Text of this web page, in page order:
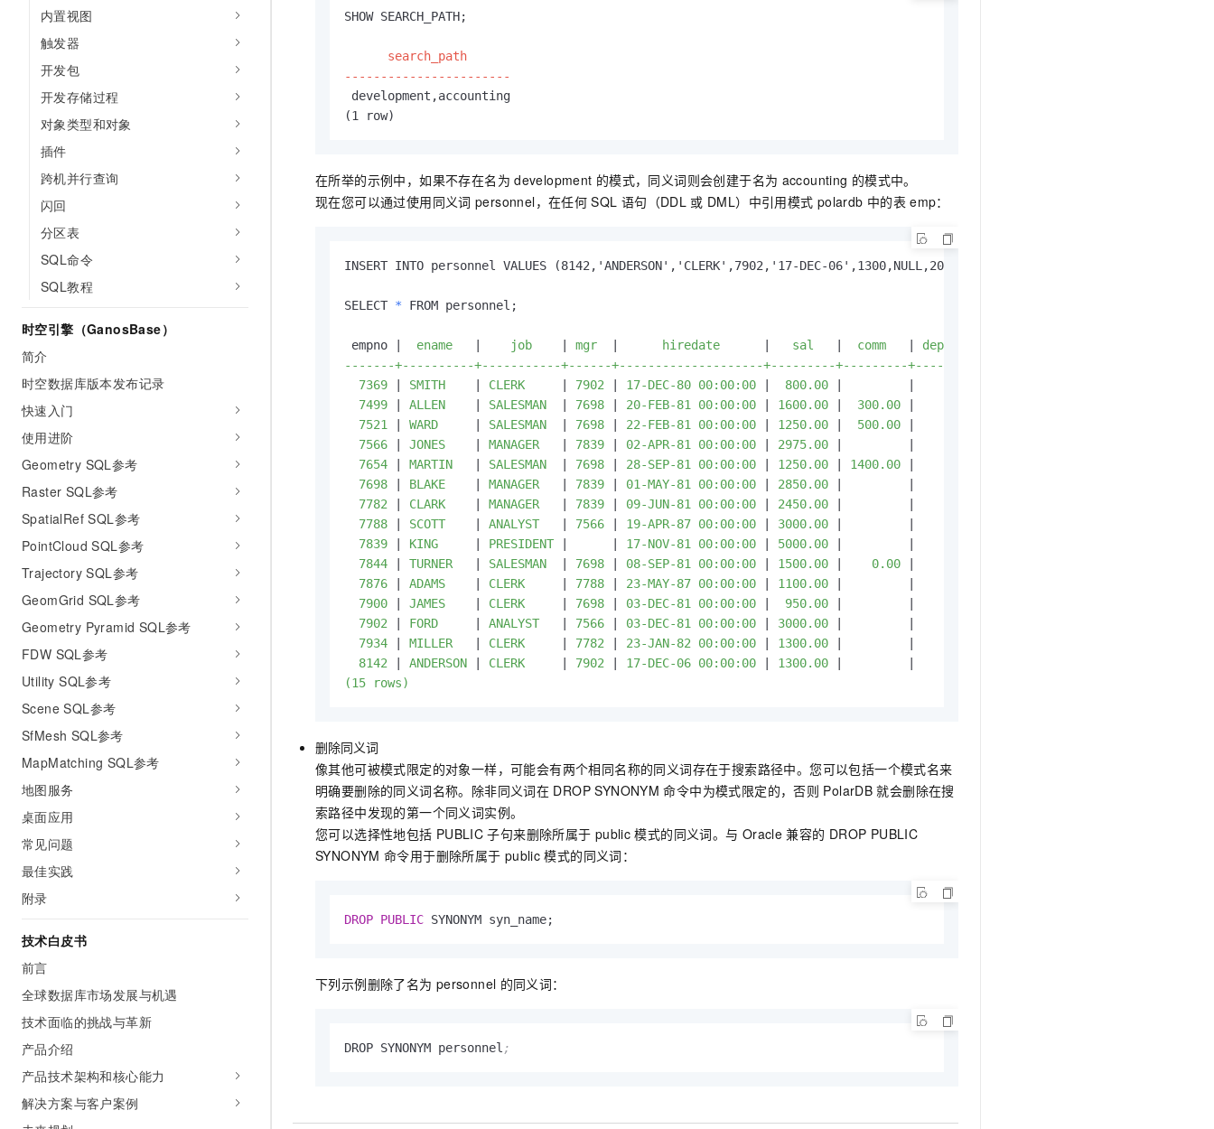
内置视图
触发器
开发包
开发存储过程
对象类型和对象
插件
跨机并行查询
闪回
分区表
SQL命令
SQL教程
时空引擎（GanosBase）
简介
时空数据库版本发布记录
快速入门
使用进阶
Geometry SQL参考
Raster SQL参考
SpatialRef SQL参考
PointCloud SQL参考
Trajectory SQL参考
GeomGrid SQL参考
Geometry Pyramid SQL参考
FDW SQL参考
Utility SQL参考
Scene SQL参考
SfMesh SQL参考
MapMatching SQL参考
地图服务
桌面应用
常见问题
最佳实践
附录
技术白皮书
前言
全球数据库市场发展与机遇
技术面临的挑战与革新
产品介绍
产品技术架构和核心能力
解决方案与客户案例
SHOW SEARCH_PATH;
      search_path
-----------------------
development,accounting
(1 row)
在所举的示例中，如果不存在名为 development 的模式，同义词则会创建于名为 accounting 的模式中。
现在您可以通过使用同义词 personnel，在任何 SQL 语句（DDL 或 DML）中引用模式 polardb 中的表 emp：
INSERT INTO personnel VALUES (8142,'ANDERSON','CLERK',7902,'17-DEC-06',1300,NULL,20);
SELECT * FROM personnel;
empno |
  ename
|
    job
| mgr |
      hiredate
|
   sal
|
  comm
|
deptno
-------+----------+-----------+------+--------------------+---------+---------+--------
  7369
| SMITH | CLERK | 7902 | 17-DEC-80 00:00:00 |
  800.00
| |
  7499
| ALLEN | SALESMAN | 7698 | 20-FEB-81 00:00:00 | 1600.00 |
  300.00
|
  7521
| WARD | SALESMAN | 7698 | 22-FEB-81 00:00:00 | 1250.00 |
  500.00
|
  7566
| JONES | MANAGER | 7839 | 02-APR-81 00:00:00 | 2975.00 | |
  7654
| MARTIN | SALESMAN | 7698 | 28-SEP-81 00:00:00 | 1250.00 | 1400.00 |
  7698
| BLAKE | MANAGER | 7839 | 01-MAY-81 00:00:00 | 2850.00 | |
  7782
| CLARK | MANAGER | 7839 | 09-JUN-81 00:00:00 | 2450.00 | |
  7788
| SCOTT | ANALYST | 7566 | 19-APR-87 00:00:00 | 3000.00 | |
  7839
| KING | PRESIDENT | | 17-NOV-81 00:00:00 | 5000.00 | |
  7844
| TURNER | SALESMAN | 7698 | 08-SEP-81 00:00:00 | 1500.00 |
    0.00
|
  7876
| ADAMS | CLERK | 7788 | 23-MAY-87 00:00:00 | 1100.00 | |
  7900
| JAMES | CLERK | 7698 | 03-DEC-81 00:00:00 |
  950.00
| |
  7902
| FORD | ANALYST | 7566 | 03-DEC-81 00:00:00 | 3000.00 | |
  7934
| MILLER | CLERK | 7782 | 23-JAN-82 00:00:00 | 1300.00 | |
  8142
| ANDERSON | CLERK | 7902 | 17-DEC-06 00:00:00 | 1300.00 | |
(15 rows)
删除同义词
像其他可被模式限定的对象一样，可能会有两个相同名称的同义词存在于搜索路径中。您可以包括一个模式名来
明确要删除的同义词名称。除非同义词在 DROP SYNONYM 命令中为模式限定的，否则 PolarDB 就会删除在搜
索路径中发现的第一个同义词实例。
您可以选择性地包括 PUBLIC 子句来删除所属于 public 模式的同义词。与 Oracle 兼容的 DROP PUBLIC
SYNONYM 命令用于删除所属于 public 模式的同义词：
DROP PUBLIC SYNONYM syn_name;
下列示例删除了名为 personnel 的同义词：
DROP SYNONYM personnel ;